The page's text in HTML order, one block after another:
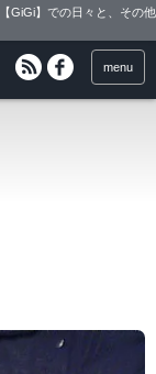
GiGi】での日々と、その他
menu